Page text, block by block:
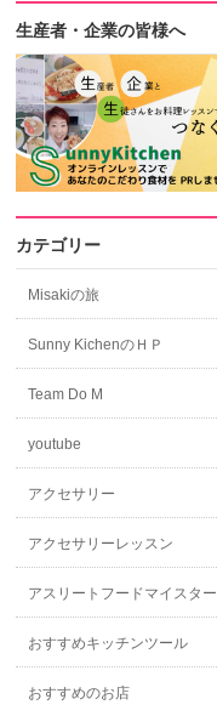
生産者・企業の皆様へ
カテゴリー
Misakiの旅
Sunny KichenのＨＰ
Team Do M
youtube
アクセサリー
アクセサリーレッスン
アスリートフードマイスター
おすすめキッチンツール
おすすめのお店